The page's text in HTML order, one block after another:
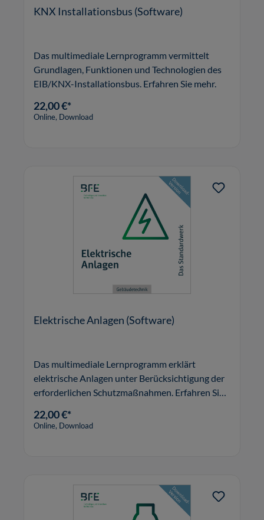
KNX Installationsbus (Software)
Das multimediale Lernprogramm vermittelt
Grundlagen, Funktionen und Technologien des
EIB/KNX-Installationsbus. Erfahren Sie mehr.
22,00 €*
Online, Download
Elektrische Anlagen (Software)
Das multimediale Lernprogramm erklärt
elektrische Anlagen unter Berücksichtigung der
erforderlichen Schutzmaßnahmen. Erfahren Sie
22,00 €*
Online, Download